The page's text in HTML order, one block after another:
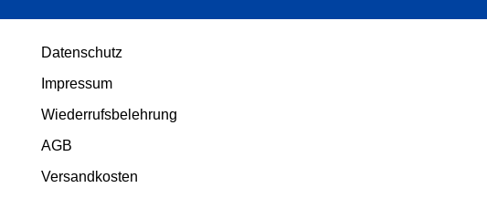
Datenschutz
Impressum
Wiederrufsbelehrung
AGB
Versandkosten